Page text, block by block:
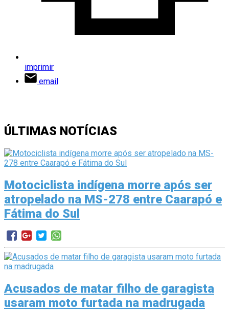
imprimir
email
ÚLTIMAS NOTÍCIAS
Motociclista indígena morre após ser
atropelado na MS-278 entre Caarapó e
Fátima do Sul
Acusados de matar filho de garagista
usaram moto furtada na madrugada